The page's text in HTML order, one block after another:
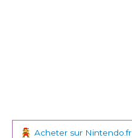
Acheter sur Nintendo.fr